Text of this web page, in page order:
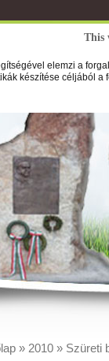
This
elemzi a
készítése céljából a
» 2010 » Szüreti